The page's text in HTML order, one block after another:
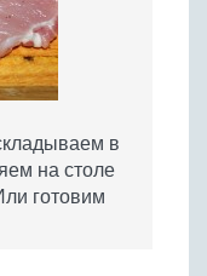
в
на столе
готовим